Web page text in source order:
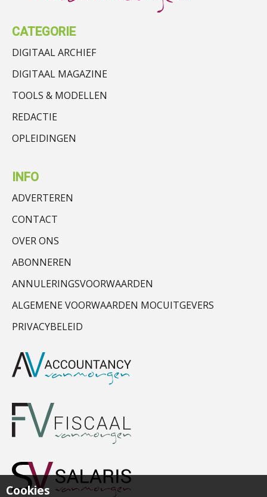
CATEGORIE
DIGITAAL ARCHIEF
DIGITAAL MAGAZINE
TOOLS & MODELLEN
REDACTIE
OPLEIDINGEN
INFO
ADVERTEREN
CONTACT
OVER ONS
ABONNEREN
ANNULERINGSVOORWAARDEN
ALGEMENE VOORWAARDEN MOCUITGEVERS
PRIVACYBELEID
Cookies